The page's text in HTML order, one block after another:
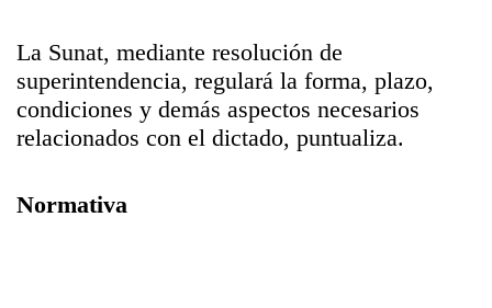
La Sunat, mediante resolución de
superintendencia, regulará la forma, plazo,
condiciones y demás aspectos necesarios
relacionados con el dictado, puntualiza.
Normativa